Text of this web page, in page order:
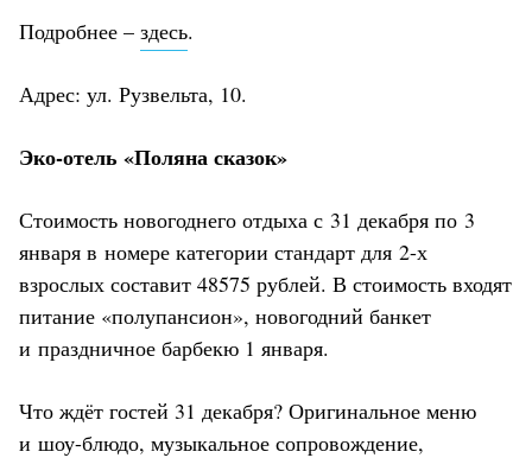
Подробнее – здесь.
Адрес: ул. Рузвельта, 10.
Эко-отель «Поляна сказок»
Стоимость новогоднего отдыха с 31 декабря по 3
января в номере категории стандарт для 2-х
взрослых составит 48575 рублей. В стоимость входят
питание «полупансион», новогодний банкет
и праздничное барбекю 1 января.
Что ждёт гостей 31 декабря? Оригинальное меню
и шоу-блюдо, музыкальное сопровождение,